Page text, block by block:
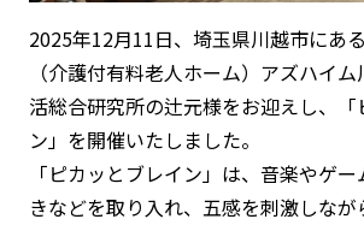
2025年12月11日、埼玉県川越市にあ
（介護付有料老人ホーム）アズハイ
活総合研究所の辻元様をお迎えし、「
ン」を開催いたしました。
「ピカッとブレイン」は、音楽やゲ
きなどを取り入れ、五感を刺激しな